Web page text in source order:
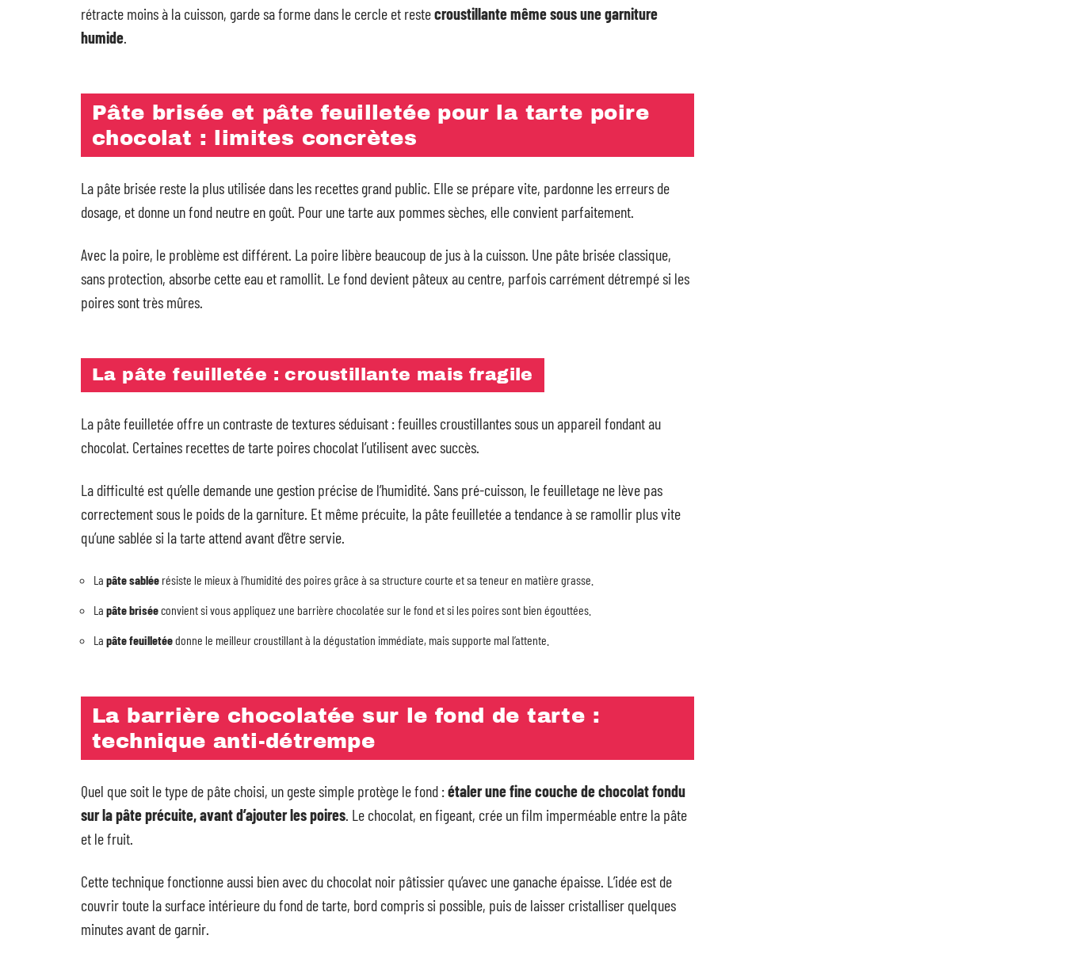
rétracte moins à la cuisson, garde sa forme dans le cercle et restecroustillante même sous une garniture
humide.
Pâte brisée et pâte feuilletée pour la tarte poire
chocolat : limites concrètes
La pâte brisée reste la plus utilisée dans les recettes grand public. Elle se prépare vite, pardonne les erreurs de
dosage, et donne un fond neutre en goût. Pour une tarte aux pommes sèches, elle convient parfaitement.
Avec la poire, le problème est différent. La poire libère beaucoup de jus à la cuisson. Une pâte brisée classique,
sans protection, absorbe cette eau et ramollit. Le fond devient pâteux au centre, parfois carrément détrempé si les
poires sont très mûres.
La pâte feuilletée : croustillante mais fragile
La pâte feuilletée offre un contraste de textures séduisant : feuilles croustillantes sous un appareil fondant au
chocolat. Certaines recettes de tarte poires chocolat l’utilisent avec succès.
La difficulté est qu’elle demande une gestion précise de l’humidité. Sans pré-cuisson, le feuilletage ne lève pas
correctement sous le poids de la garniture. Et même précuite, la pâte feuilletée a tendance à se ramollir plus vite
qu’une sablée si la tarte attend avant d’être servie.
La pâte sablée résiste le mieux à l’humidité des poires grâce à sa structure courte et sa teneur en matière grasse.
La pâte briséeconvient si vous appliquez une barrière chocolatée sur le fond et si les poires sont bien égouttées.
La pâte feuilletéedonne le meilleur croustillant à la dégustation immédiate, mais supporte mal l’attente.
La barrière chocolatée sur le fond de tarte :
technique anti-détrempe
Quel que soit le type de pâte choisi, un geste simple protège le fond :étaler une fine couche de chocolat fondu
sur la pâte précuite, avant d’ajouter les poires. Le chocolat, en figeant, crée un film imperméable entre la pâte
et le fruit.
Cette technique fonctionne aussi bien avec du chocolat noir pâtissier qu’avec une ganache épaisse. L’idée est de
couvrir toute la surface intérieure du fond de tarte, bord compris si possible, puis de laisser cristalliser quelques
minutes avant de garnir.